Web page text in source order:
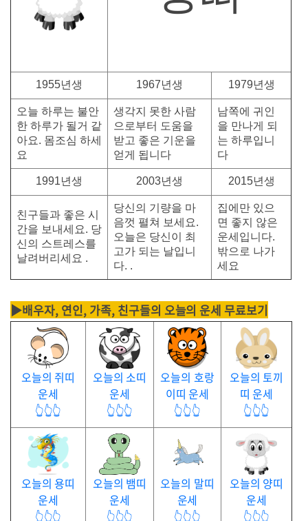
1955년생 1967년생 1979년생
오늘 하루는 불안
한 하루가 될거 같
아요. 몸조심 하세
요
생각지 못한 사람
으로부터 도움을
받고 좋은 기운을
얻게 됩니다
남쪽에 귀인
을 만나게 되
는 하루입니
다
1991년생 2003년생 2015년생
친구들과 좋은 시
간을 보내세요. 당
신의 스트레스를
날려버리세요 .
당신의 기량을 마
음껏 펼쳐 보세요.
오늘은 당신이 최
고가 되는 날입니
다. .
집에만 있으
면 좋지 않은
운세입니다.
밖으로 나가
세요
▶배우자, 연인, 가족, 친구들의 오늘의 운세 무료보기
오늘의 쥐띠
운세
👆👆👆
오늘의 소띠
운세
👆👆👆
오늘의 호랑
이띠 운세
👆👆👆
오늘의 토끼
띠 운세
👆👆👆
오늘의 용띠
운세
👆👆👆
오늘의 뱀띠
운세
👆👆👆
오늘의 말띠
운세
👆👆👆
오늘의 양띠
운세
👆👆👆